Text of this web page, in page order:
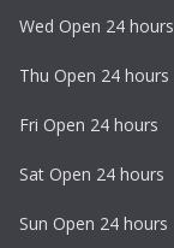
Wed Open 24 hours
Thu Open 24 hours
Fri Open 24 hours
Sat Open 24 hours
Sun Open 24 hours